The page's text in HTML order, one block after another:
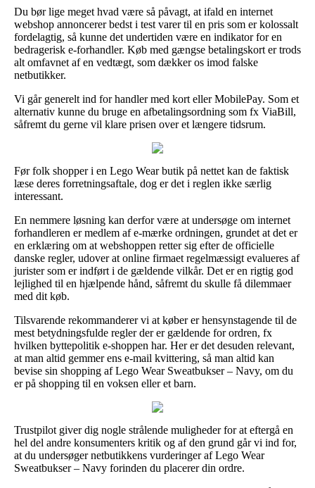
Du bør lige meget hvad være så påvagt, at ifald en internet
webshop annoncerer bedst i test varer til en pris som er kolossalt
fordelagtig, så kunne det undertiden være en indikator for en
bedragerisk e-forhandler. Køb med gængse betalingskort er trods
alt omfavnet af en vedtægt, som dækker os imod falske
netbutikker.
Vi går generelt ind for handler med kort eller MobilePay. Som et
alternativ kunne du bruge en afbetalingsordning som fx ViaBill,
såfremt du gerne vil klare prisen over et længere tidsrum.
Før folk shopper i en Lego Wear butik på nettet kan de faktisk
læse deres forretningsaftale, dog er det i reglen ikke særlig
interessant.
En nemmere løsning kan derfor være at undersøge om internet
forhandleren er medlem af e-mærke ordningen, grundet at det er
en erklæring om at webshoppen retter sig efter de officielle
danske regler, udover at online firmaet regelmæssigt evalueres af
jurister som er indført i de gældende vilkår. Det er en rigtig god
lejlighed til en hjælpende hånd, såfremt du skulle få dilemmaer
med dit køb.
Tilsvarende rekommanderer vi at køber er hensynstagende til de
mest betydningsfulde regler der er gældende for ordren, fx
hvilken byttepolitik e-shoppen har. Her er det desuden relevant,
at man altid gemmer ens e-mail kvittering, så man altid kan
bevise sin shopping af Lego Wear Sweatbukser – Navy, om du
er på shopping til en voksen eller et barn.
Trustpilot giver dig nogle strålende muligheder for at eftergå en
hel del andre konsumenters kritik og af den grund går vi ind for,
at du undersøger netbutikkens vurderinger af Lego Wear
Sweatbukser – Navy forinden du placerer din ordre.